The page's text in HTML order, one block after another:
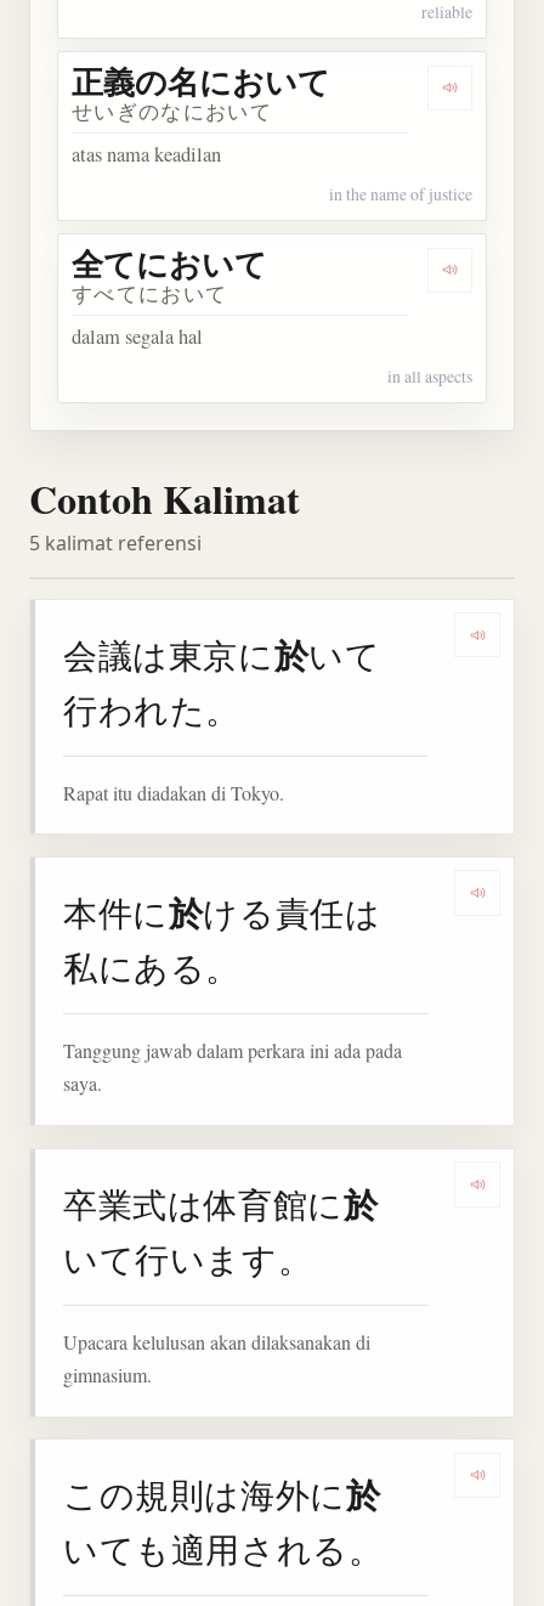
reliable
Dengarkan
正義の名において
せいぎのなにおいて
atas nama keadilan
in the name of justice
Dengarkan
全てにおいて
すべてにおいて
dalam segala hal
in all aspects
Contoh Kalimat
5 kalimat referensi
会議は東京に於いて
行われた。
Rapat itu diadakan di Tokyo.
本件に於ける責任は
私にある。
Tanggung jawab dalam perkara ini ada pada
saya.
卒業式は体育館に於
いて行います。
Upacara kelulusan akan dilaksanakan di
gimnasium.
この規則は海外に於
いても適用される。